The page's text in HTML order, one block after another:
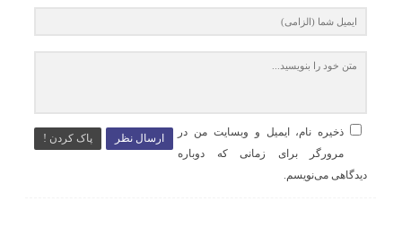
ارسال نظر پاک کردن !
ذخیره نام، ایمیل و وبسایت من در
مرورگر برای زمانی که دوباره
دیدگاهی می‌نویسم.